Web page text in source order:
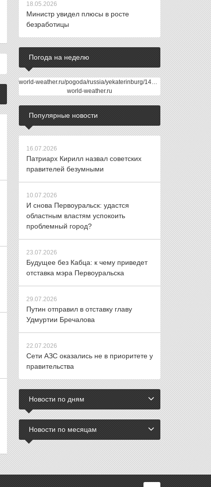
18.05.2026
Министр увидел плюсы в росте
безработицы
Погода на неделю
world-weather.ru/pogoda/russia/yekaterinburg/14days/
world-weather.ru
Популярные новости
16.07.2026
Патриарх Кирилл назвал советских
правителей безумными
10.07.2026
И снова Первоуральск: удастся
областным властям успокоить
проблемный город?
23.07.2026
Будущее без Кабца: к чему приведет
отставка мэра Первоуральска
29.07.2026
Путин отправил в отставку главу
Удмуртии Бречалова
22.07.2026
Сети АЗС оказались не в приоритете у
правительства
Новости по дням
Новости по месяцам